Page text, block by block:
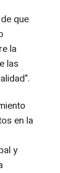
que
la
las
en la
y